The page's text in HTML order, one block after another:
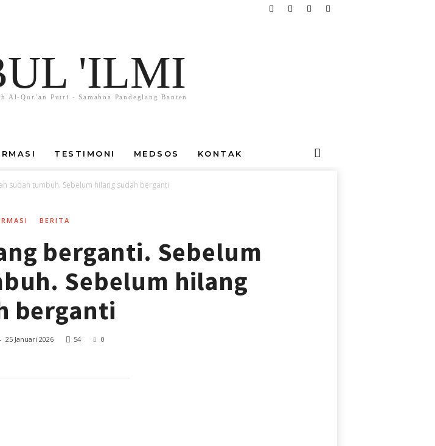
'ILMI
Al-Qur`an Putri - Samaboa Pandeglang Banten
TESTIMONI MEDSOS KONTAK
sudah tumbuh. Sebelum hilang sudah berganti
BERITA
berganti. Sebelum
Sebelum hilang
berganti
- 25 Januari 2026 54 0